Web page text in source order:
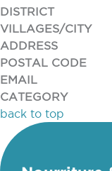
DISTRICT
VILLAGES/CITY
ADDRESS
POSTAL CODE
EMAIL
CATEGORY
back to top